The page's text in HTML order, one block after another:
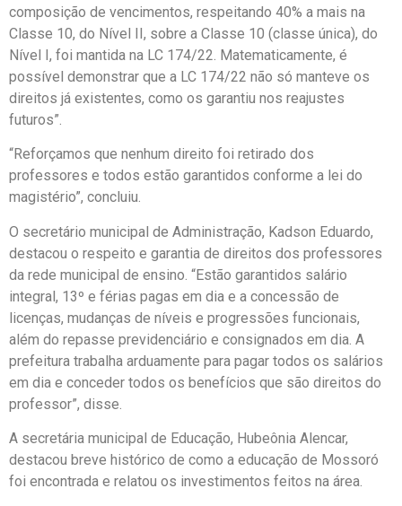
composição de vencimentos, respeitando 40% a mais na
Classe 10, do Nível II, sobre a Classe 10 (classe única), do
Nível I, foi mantida na LC 174/22. Matematicamente, é
possível demonstrar que a LC 174/22 não só manteve os
direitos já existentes, como os garantiu nos reajustes
futuros”.
“Reforçamos que nenhum direito foi retirado dos
professores e todos estão garantidos conforme a lei do
magistério”, concluiu.
O secretário municipal de Administração, Kadson Eduardo,
destacou o respeito e garantia de direitos dos professores
da rede municipal de ensino. “Estão garantidos salário
integral, 13º e férias pagas em dia e a concessão de
licenças, mudanças de níveis e progressões funcionais,
além do repasse previdenciário e consignados em dia. A
prefeitura trabalha arduamente para pagar todos os salários
em dia e conceder todos os benefícios que são direitos do
professor”, disse.
A secretária municipal de Educação, Hubeônia Alencar,
destacou breve histórico de como a educação de Mossoró
foi encontrada e relatou os investimentos feitos na área.